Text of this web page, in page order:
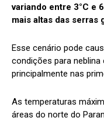
variando entre 3°C e
mais altas das serras
Esse cenário pode
condições para
principalmente nas
As temperaturas
áreas do norte do